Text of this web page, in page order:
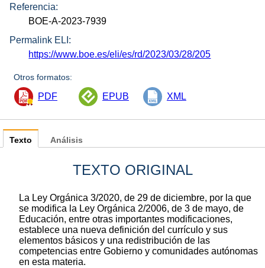
Referencia:
BOE-A-2023-7939
Permalink ELI:
https://www.boe.es/eli/es/rd/2023/03/28/205
Otros formatos:
PDF EPUB XML
Texto
TEXTO ORIGINAL
La Ley Orgánica 3/2020, de 29 de diciembre, por la que
se modifica la Ley Orgánica 2/2006, de 3 de mayo, de
Educación, entre otras importantes modificaciones,
establece una nueva definición del currículo y sus
elementos básicos y una redistribución de las
competencias entre Gobierno y comunidades autónomas
en esta materia.
Análisis